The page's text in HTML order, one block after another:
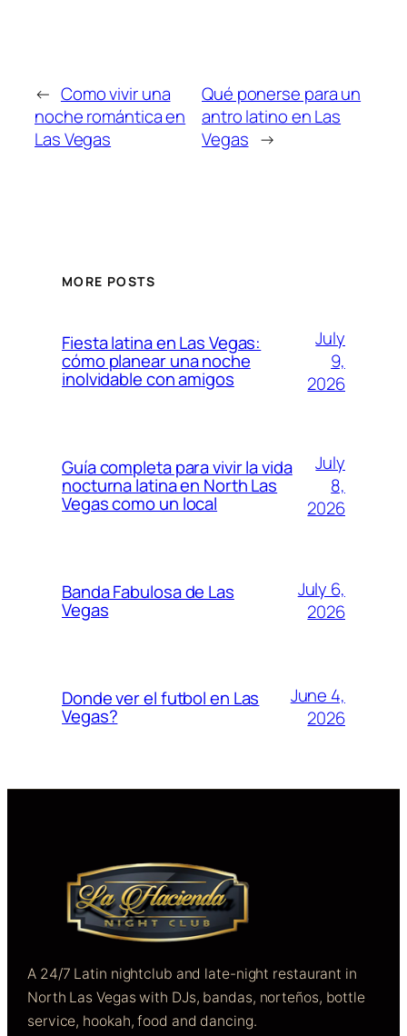
← Como vivir una
noche romántica en
Las Vegas
Qué ponerse para un
antro latino en Las
Vegas →
MORE POSTS
Fiesta latina en Las Vegas:
cómo planear una noche
inolvidable con amigos
July
9,
2026
Guía completa para vivir la vida
nocturna latina en North Las
Vegas como un local
July
8,
2026
Banda Fabulosa de Las
Vegas
July 6,
2026
Donde ver el futbol en Las
Vegas?
June 4,
2026
A 24/7 Latin nightclub and late-night restaurant in
North Las Vegas with DJs, bandas, norteños, bottle
service, hookah, food and dancing.